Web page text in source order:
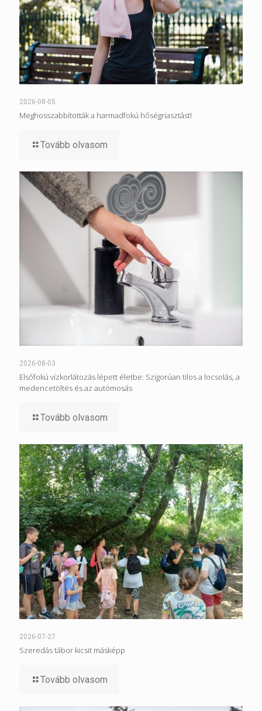
2026-08-05
Meghosszabbították a harmadfokú hőségriasztást!
Tovább olvasom
2026-08-03
Elsőfokú vízkorlátozás lépett életbe: Szigorúan tilos a locsolás, a
medencetöltés és az autómosás
Tovább olvasom
2026-07-27
Szeredás tábor kicsit másképp
Tovább olvasom